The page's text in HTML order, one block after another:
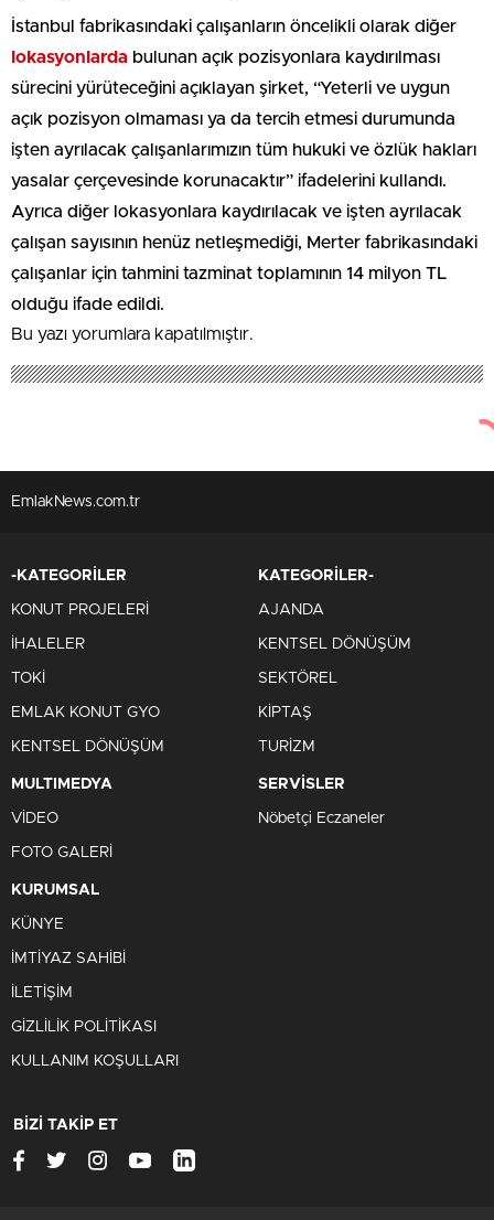
İstanbul fabrikasındaki çalışanların öncelikli olarak diğer
lokasyonlarda bulunan açık pozisyonlara kaydırılması
sürecini yürüteceğini açıklayan şirket, “Yeterli ve uygun
açık pozisyon olmaması ya da tercih etmesi durumunda
işten ayrılacak çalışanlarımızın tüm hukuki ve özlük hakları
yasalar çerçevesinde korunacaktır” ifadelerini kullandı.
Ayrıca diğer lokasyonlara kaydırılacak ve işten ayrılacak
çalışan sayısının henüz netleşmediği, Merter fabrikasındaki
çalışanlar için tahmini tazminat toplamının 14 milyon TL
olduğu ifade edildi.
Bu yazı yorumlara kapatılmıştır.
İstanbul’daşehir içinde kalan fabrikalar birer birer
kapanıyor. Son olarak
bulunan
gerekçe gösterildi. Üretim Adana, Ankara ve İzmir’de
bulunan diğer tesislere kaydırılacak.
Anadolu Efes’ten KAP’a yapılan açıklamada, kararın şehir
merkezinde kalan bir fabrikanın bölge halkı üzerindeki